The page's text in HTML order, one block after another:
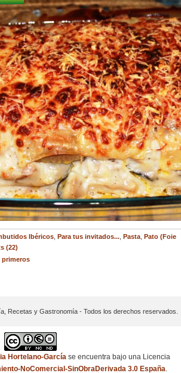
Ibéricos Para tus invitados... Pasta Pato (Foie
(22)
primeros
Recetas y Gastronomía - Todos los derechos reservados.
Hortelano-Garcíase encuentra bajo una Licencia
NoComercial-SinObraDerivada 3.0 España.